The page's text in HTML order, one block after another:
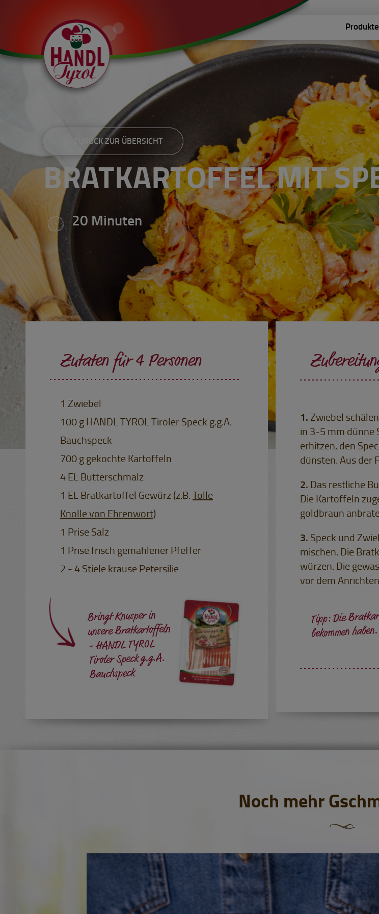
Produkte
ZURÜCK ZUR ÜBERSICHT
BRATKARTOFFEL MIT
20 Minuten
Zutaten für 4 Personen
1 Zwiebel
100 g HANDL TYROL Tiroler Speck g.g.A.
Bauchspeck
700 g gekochte Kartoffeln
4 EL Butterschmalz
1 EL Bratkartoffel Gewürz (z.B. Tolle
Knolle von Ehrenwort)
1 Prise Salz
1 Prise frisch gemahlener Pfeffer
2 - 4 Stiele krause Petersilie
Bringt Knusper in
unsere Bratkartoffeln
- HANDL TYROL
Tiroler Speck g.g.A.
Bauchspeck
Zwiebel
in 3-5 mm dünne
erhitzen, den
dünsten. Aus der
Das restliche
Die Kartoffeln
goldbraun
Speck und
mischen. Die
würzen. Die
vor dem
Tipp: Die
bekommen haben.
Noch mehr